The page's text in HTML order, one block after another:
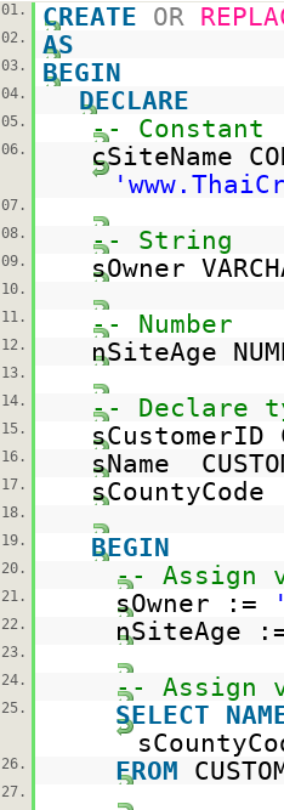
01. CREATE OR
02. AS
03. BEGIN
04. DECLARE
05. -- Constant
06.
cSiteName
07.
08.
-- String
09. sOwner
10.
11.
-- Number
12. nSiteAge
13.
14.
-- Declare
15. sCustomerID
16. sName
17. sCountyCode
18.
19.
BEGIN
20. -- Assign
21. sOwner :=
22. nSiteAge
23.
24.
-- Assign
25. SELECT
26. FROM
27.